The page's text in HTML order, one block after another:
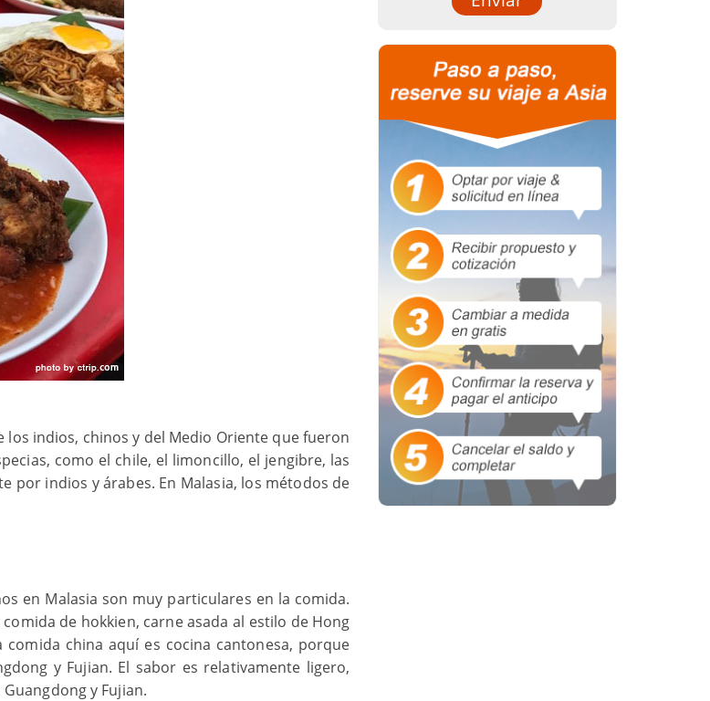
indios, chinos y del Medio Oriente que fueron
como el chile, el limoncillo, el jengibre, las
indios y árabes. En Malasia, los métodos de
en Malasia son muy particulares en la comida.
de hokkien, carne asada al estilo de Hong
china aquí es cocina cantonesa, porque
y Fujian. El sabor es relativamente ligero,
y Fujian.